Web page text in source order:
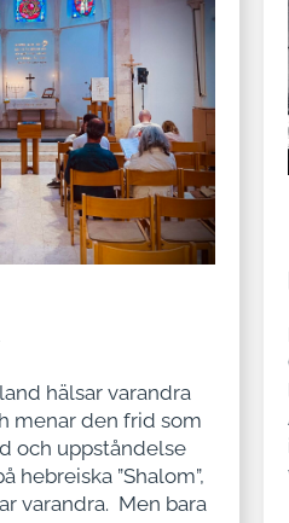
hälsar varandra
menar den frid som
och uppståndelse
hebreiska ”Shalom”,
varandra. Men bara